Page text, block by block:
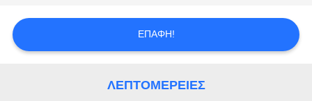
ΑΠΌΣΠΑΣΜΑ
SITEMAP
ΕΠΑΦΉ!
ΛΕΠΤΟΜΈΡΕΙΕΣ